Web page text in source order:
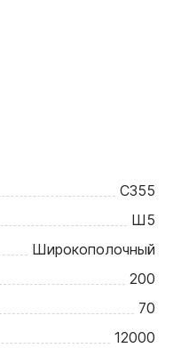
С355
Ш5
Широкополочный
200
70
12000